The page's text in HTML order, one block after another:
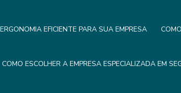
EFICIENTE PARA SUA EMPRESA
COMO ESCOLHER A EMPRESA ESPECIALIZADA EM